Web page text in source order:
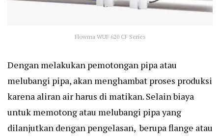
Flowma WUF 620 CF Series
Dengan melakukan pemotongan pipa atau
melubangi pipa, akan menghambat proses produksi
karena aliran air harus di matikan. Selain biaya
untuk memotong atau melubangi pipa yang
dilanjutkan dengan pengelasan, berupa flange atau